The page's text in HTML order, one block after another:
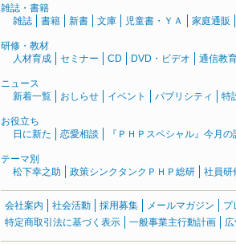
雑誌・書籍
雑誌
書籍 新書 文庫 児童書・ＹＡ 家庭通販
研修・教材
人材育成
セミナー CD DVD・ビデオ 通信教
ニュース
新着一覧
おしらせ イベント パブリシティ 特
お役立ち
日に新た
恋愛相談 『ＰＨＰスペシャル』今月の
テーマ別
松下幸之助
政策シンクタンクＰＨＰ総研 社員研
会社案内 社会活動 採用募集 メールマガジン プ
特定商取引法に基づく表示
一般事業主行動計画